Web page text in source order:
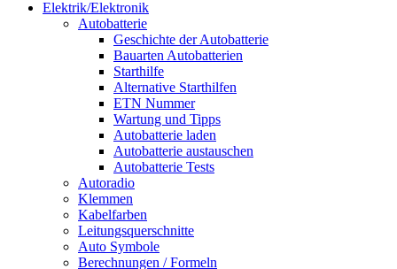
Elektrik/Elektronik
Autobatterie
Geschichte der Autobatterie
Bauarten Autobatterien
Starthilfe
Alternative Starthilfen
ETN Nummer
Wartung und Tipps
Autobatterie laden
Autobatterie austauschen
Autobatterie Tests
Autoradio
Klemmen
Kabelfarben
Leitungsquerschnitte
Auto Symbole
Berechnungen / Formeln